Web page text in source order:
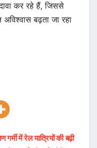
कर रहे हैं, जिससे
बढ़ता जा रहा
गर्मी में रेल यात्रियों की बढ़ी